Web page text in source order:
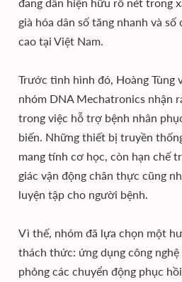
già hóa dân số tăng nhanh và số
cao tại Việt Nam.
Trước tình hình đó, Hoàng Tùng
nhóm DNA Mechatronics nhận
trong việc hỗ trợ bệnh nhân
biến. Những thiết bị truyền
mang tính cơ học, còn hạn chế
giác vận động chân thực cũng
luyện tập cho người bệnh.
Vì thế, nhóm đã lựa chọn một
thách thức: ứng dụng công
phỏng các chuyển động phục